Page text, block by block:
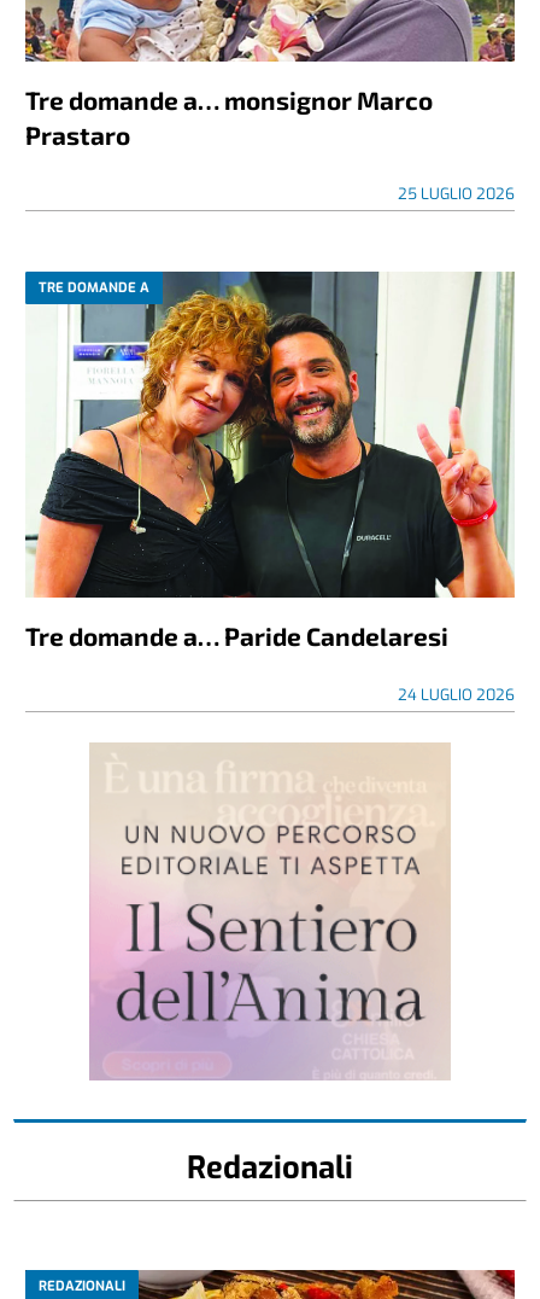
Tre domande a… monsignor Marco
Prastaro
25 LUGLIO 2026
TRE DOMANDE A
Tre domande a… Paride Candelaresi
24 LUGLIO 2026
Redazionali
REDAZIONALI